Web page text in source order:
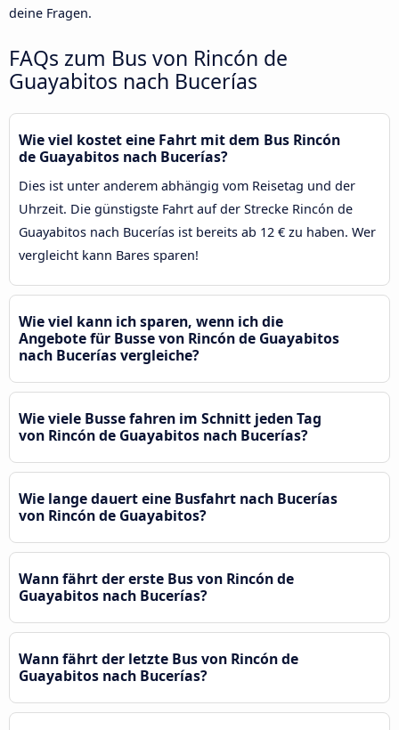
deine Fragen.
FAQs zum Bus von Rincón de
Guayabitos nach Bucerías
Wie viel kostet eine Fahrt mit dem Bus Rincón
de Guayabitos nach Bucerías?
Dies ist unter anderem abhängig vom Reisetag und der
Uhrzeit. Die günstigste Fahrt auf der Strecke Rincón de
Guayabitos nach Bucerías ist bereits ab 12 € zu haben. Wer
vergleicht kann Bares sparen!
Wie viel kann ich sparen, wenn ich die
Angebote für Busse von Rincón de Guayabitos
nach Bucerías vergleiche?
Wie viele Busse fahren im Schnitt jeden Tag
von Rincón de Guayabitos nach Bucerías?
Wie lange dauert eine Busfahrt nach Bucerías
von Rincón de Guayabitos?
Wann fährt der erste Bus von Rincón de
Guayabitos nach Bucerías?
Wann fährt der letzte Bus von Rincón de
Guayabitos nach Bucerías?